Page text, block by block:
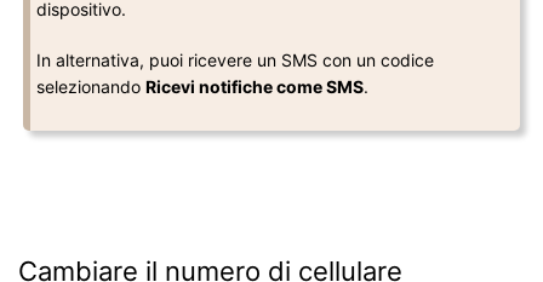
dispositivo.
In alternativa, puoi ricevere un SMS con un codice
selezionandoRicevi notifiche come SMS.
Cambiare il numero di cellulare